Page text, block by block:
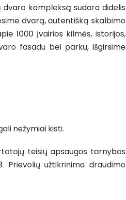
kompleksą sudaro didelis
dvarą, autentišką skalbimo
1000 įvairios kilmės, istorijos,
fasadu bei parku, išgirsime
nežymiai kisti.
teisių apsaugos tarnybos
Prievolių užtikrinimo draudimo